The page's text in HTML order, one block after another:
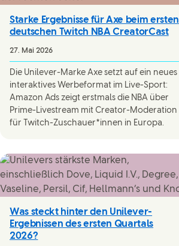
Starke Ergebnisse für Axe beim ersten
deutschen Twitch NBA CreatorCast
27. Mai 2026
Die Unilever-Marke Axe setzt auf ein neues
interaktives Werbeformat im Live-Sport:
Amazon Ads zeigt erstmals die NBA über
Prime-Livestream mit Creator-Moderation
für Twitch-Zuschauer*innen in Europa.
Was steckt hinter den Unilever-
Ergebnissen des ersten Quartals
2026?